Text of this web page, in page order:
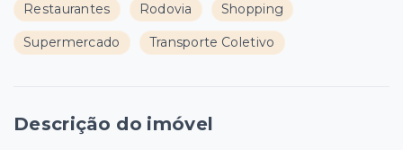
Restaurantes Rodovia Shopping
Supermercado Transporte Coletivo
Descrição do imóvel